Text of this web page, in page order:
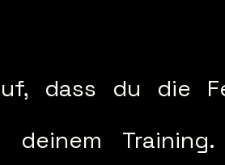
dass du die
deinem